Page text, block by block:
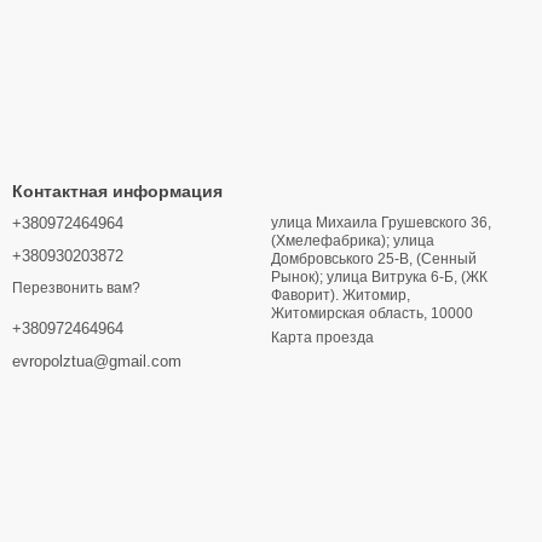
Контактная информация
+380972464964
+380930203872
Перезвонить вам?
+380972464964
evropolztua@gmail.com
улица Михаила Грушевского 36,
(Хмелефабрика); улица
Домбровського 25-В, (Сенный
Рынок); улица Витрука 6-Б, (ЖК
Фаворит). Житомир,
Житомирская область, 10000
Карта проезда